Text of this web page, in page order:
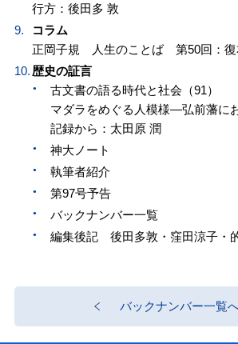
行方：後田多 敦
コラム
正岡子規 人生のことば 第50回：復
歴史の証言
古文書の語る時代と社会（91）
マダラをめぐる人模様―弘前藩に
記録から：太田原 潤
神大ノート
執筆者紹介
第97号予告
バックナンバー一覧
編集後記 後田多敦・窪田涼子・
バックナンバー一覧